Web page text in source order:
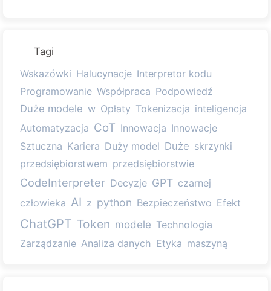
Tagi
Wskazówki Halucynacje Interpretor kodu
Programowanie Współpraca Podpowiedź
Duże modele w Opłaty Tokenizacja inteligencja
Automatyzacja CoT Innowacja Innowacje
Sztuczna Kariera Duży model Duże skrzynki
przedsiębiorstwem przedsiębiorstwie
CodeInterpreter Decyzje GPT czarnej
człowieka AI z python Bezpieczeństwo Efekt
ChatGPT Token modele Technologia
Zarządzanie Analiza danych Etyka maszyną